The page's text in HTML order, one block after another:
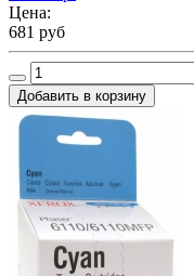
Цена:
681 руб